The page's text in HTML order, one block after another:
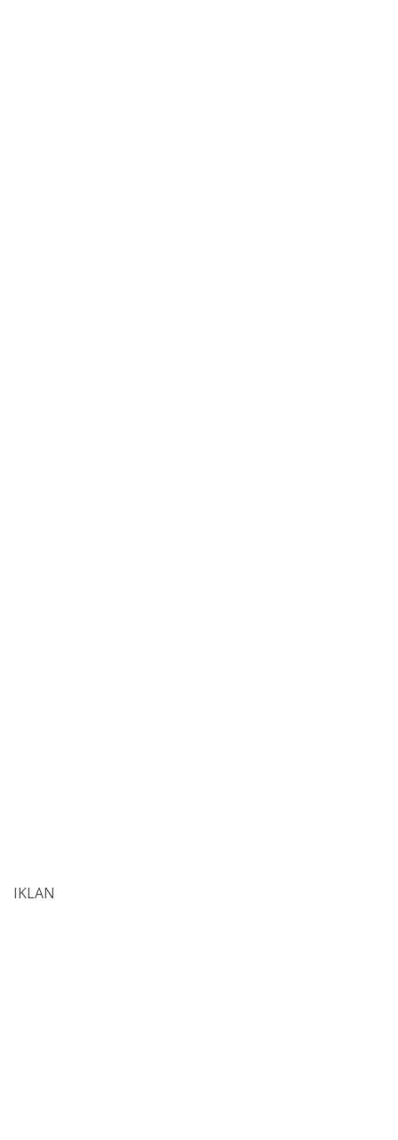
IKLAN